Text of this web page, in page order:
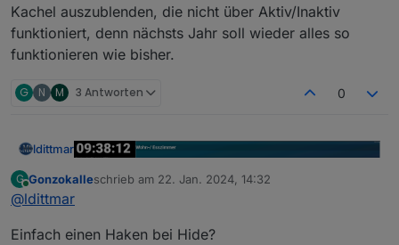
Kachel auszublenden, die nicht über Aktiv/Inaktiv
funktioniert, denn nächsts Jahr soll wieder alles so
funktionieren wie bisher.
G N M 3 Antworten 0
ldittmar
G
Online
Gonzokalleschrieb am 22. Jan. 2024, 14:32
zuletzt editiert von
@ldittmar
Einfach einen Haken bei Hide?